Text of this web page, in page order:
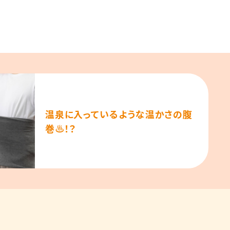
温泉に入っているような温かさの腹
巻♨！？